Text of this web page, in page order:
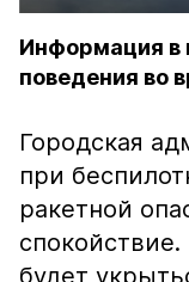
Информация в
поведения во
Городская
при
ракетной
будет